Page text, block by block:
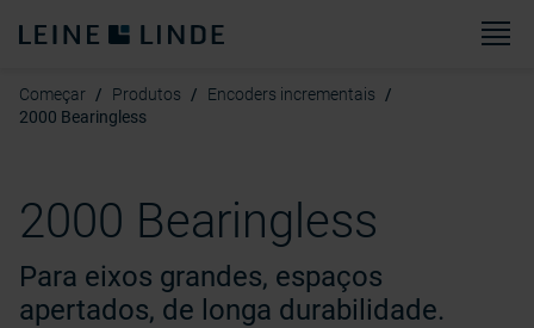
Começar Produtos
Encoders incrementais
2000 Bearingless
2000 Bearingless
Para eixos grandes, espaços
apertados, de longa durabilidade.